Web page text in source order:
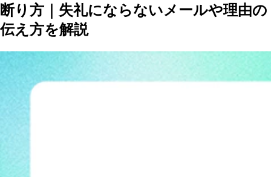
断り方｜失礼にならないメールや理由の
伝え方を解説